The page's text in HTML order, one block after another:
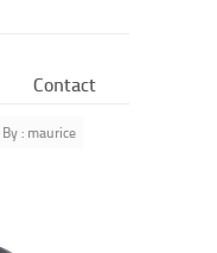
Contact
By : maurice